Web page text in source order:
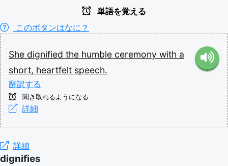
単語を覚える
このボタンはなに？
She dignified the humble ceremony with a
short, heartfelt speech.
翻訳する
聞き取れるようになる
詳細
詳細
dignifies